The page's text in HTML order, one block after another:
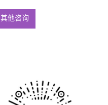
其他咨询